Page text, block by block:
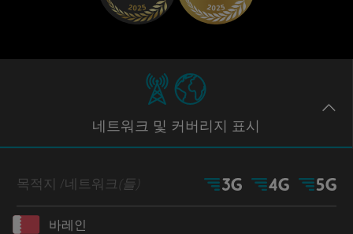
네트워크 및 커버리지 표시
목적지 /네트워크(들)
바레인